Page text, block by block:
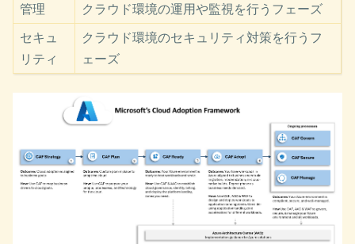
管理
クラウド環境の運用や監視を行うフェーズ
セキュ
リティ
クラウド環境のセキュリティ対策を行うフ
ェーズ